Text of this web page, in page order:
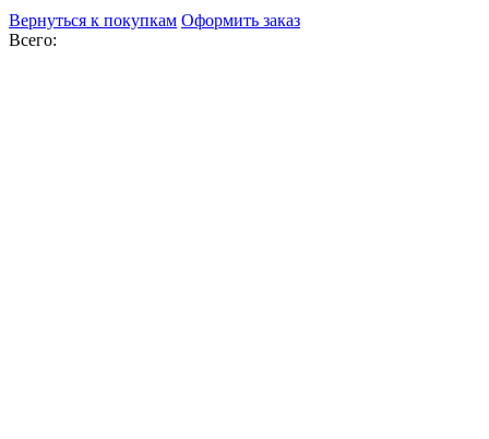
Вернуться к покупкам Оформить заказ
Всего: